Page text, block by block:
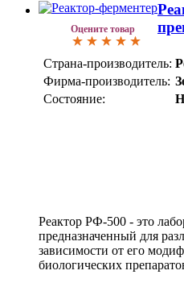
Оцените товар
Страна-производитель:
Фирма-производитель:
Состояние:
Реактор РФ-500 - это
предназначенный для
зависимости от его
биологических